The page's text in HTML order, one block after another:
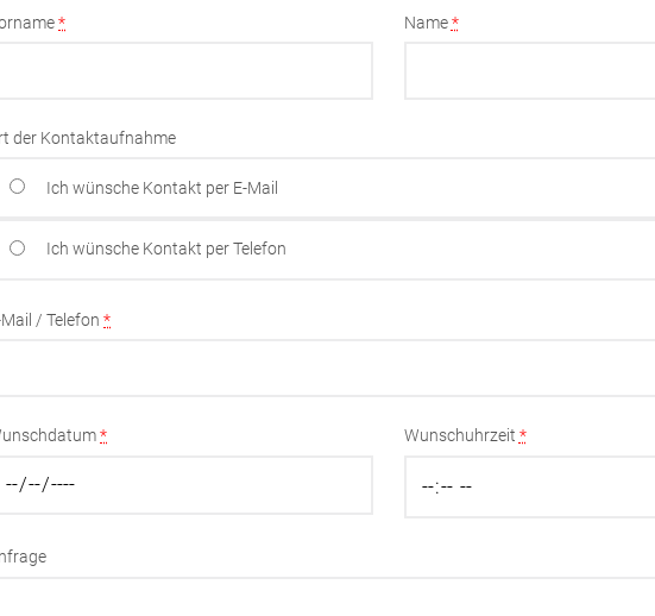
* Name*
der Kontaktaufnahme
Ich wünsche Kontakt per E-Mail
Ich wünsche Kontakt per Telefon
Mail / Telefon*
* Wunschuhrzeit *